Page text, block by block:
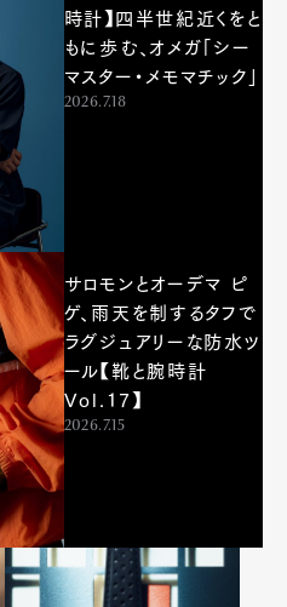
時計】四半世紀近くをと
もに歩む、オメガ「シー
マスター・メモマチック」
2026.7.18
サロモンとオーデマ ピ
ゲ、雨天を制するタフで
ラグジュアリーな防水ツ
ール【靴と腕時計
Vol.17】
2026.7.15